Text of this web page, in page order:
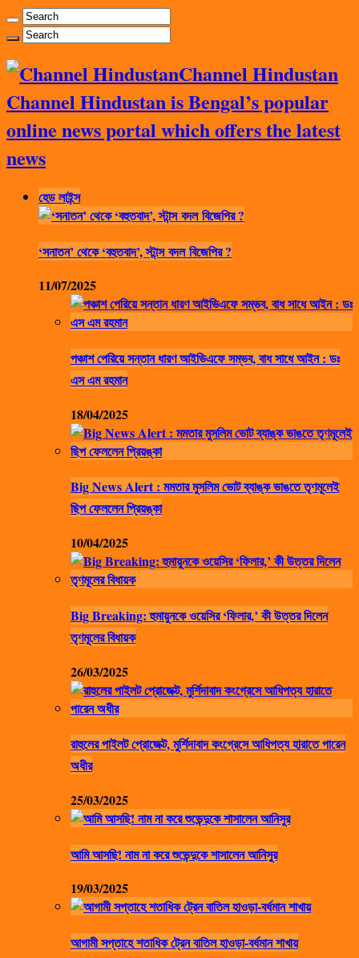
Channel Hindustan
Channel Hindustan is Bengal’s popular
online news portal which offers the latest
news
হেড লাইন্স
‘সনাতন’ থেকে ‘বহুতবাদ’, স্টান্স বদল বিজেপির ?
11/07/2025
পঞ্চাশ পেরিয়ে সন্তান ধারণ আইভিএফে সম্ভব, বাধ সাধে আইন : ডঃ
এস এম রহমান
18/04/2025
Big News Alert : মমতার মুসলিম ভোট ব্যাঙ্ক ভাঙতে তৃণমূলেই
ছিপ ফেললেন প্রিয়ঙ্কা
10/04/2025
Big Breaking: হুমায়ুনকে ওয়েসির ‘ফিলার,’ কী উত্তর দিলেন
তৃণমূলের বিধায়ক
26/03/2025
রাহুলের পাইলট প্রোজেক্ট, মুর্শিদাবাদ কংগ্রেসে আধিপত্য হারাতে পারেন
অধীর
25/03/2025
আমি আসছি! নাম না করে শুভেন্দুকে শাসালেন আনিসুর
19/03/2025
আগামী সপ্তাহে শতাধিক ট্রেন বাতিল হাওড়া-বর্ধমান শাখায়